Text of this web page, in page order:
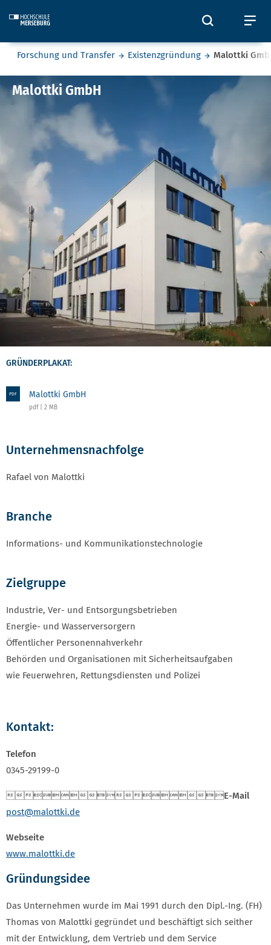
Öffnet
Sie befinden sich hier:
Forschung und Transfer Existenzgründung Malottki
Malottki GmbH
Malottki GmbH
GRÜNDERPLAKAT:
PDF Malottki GmbH
pdf | 2 MB
Unternehmensnachfolge
Rafael von Malottki
Branche
Informations- und Kommunikationstechnologie
Zielgruppe
Industrie, Ver- und Entsorgungsbetrieben
Energie- und Wasserversorgern
Öffentlicher Personennahverkehr
Behörden und Organisationen mit Sicherheitsaufgaben
wie Feuerwehren, Rettungsdiensten und Polizei
Kontakt:
Telefon
0345-29199-0
E-Mail
post@malottki.de
Webseite
www.malottki.de
Gründungsidee
Das Unternehmen wurde im Mai 1991 durch den Dipl.-Ing. (FH)
Thomas von Malottki gegründet und beschäftigt sich seither
mit der Entwicklung, dem Vertrieb und dem Service